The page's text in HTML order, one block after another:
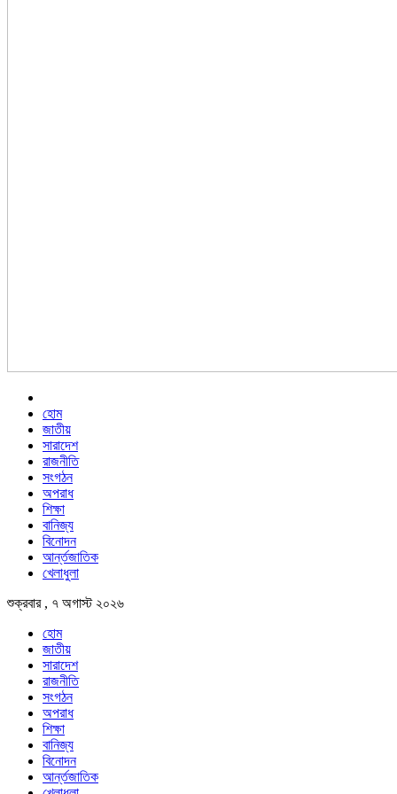
হোম
জাতীয়
সারাদেশ
রাজনীতি
সংগঠন
অপরাধ
শিক্ষা
বানিজ্য
বিনোদন
আর্ন্তজাতিক
খেলাধুলা
শুক্রবার , ৭ অগাস্ট ২০২৬
হোম
জাতীয়
সারাদেশ
রাজনীতি
সংগঠন
অপরাধ
শিক্ষা
বানিজ্য
বিনোদন
আর্ন্তজাতিক